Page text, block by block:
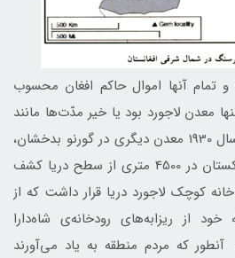
تمام آنها اموال حاکم افغان محسوب
معدن لاجورد بود یا خیر مدّت‌ها مانند
رازی باقی ماند تا اینکه در سال 1930 معدن دیگری در گورنو بدخشان،
منطقه خود‌مختاری در تاجیکستان در 4500 متری از سطح دریا کشف
کوچک لاجورد‌ دریا قرار داشت که از
خود از ریزابه‌های رود‌خانه‌ی شاه‌دارا
که مردم منطقه به یاد می‌آورند